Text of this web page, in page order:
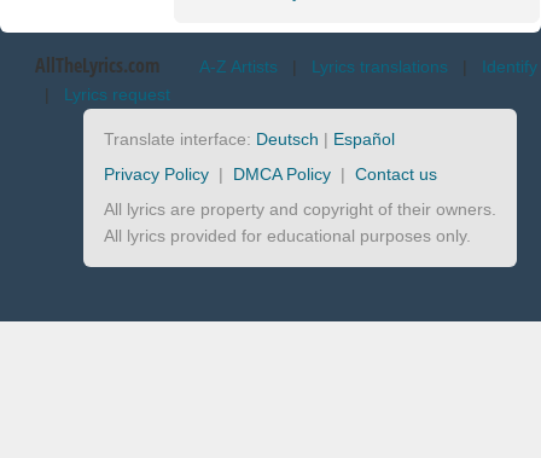
AllTheLyrics.com A-Z Artists | Lyrics translations | Identify
| Lyrics request
Translate interface: Deutsch | Español
Privacy Policy | DMCA Policy | Contact us
All lyrics are property and copyright of their owners.
All lyrics provided for educational purposes only.